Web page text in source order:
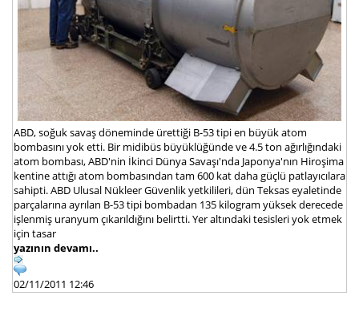
ABD, soğuk savaş döneminde ürettiği B-53 tipi en büyük atom
bombasını yok etti. Bir midibüs büyüklüğünde ve 4.5 ton ağırlığındaki
atom bombası, ABD'nin İkinci Dünya Savaşı'nda Japonya'nın Hiroşima
kentine attığı atom bombasından tam 600 kat daha güçlü patlayıcılara
sahipti. ABD Ulusal Nükleer Güvenlik yetkilileri, dün Teksas eyaletinde
parçalarına ayrılan B-53 tipi bombadan 135 kilogram yüksek derecede
işlenmiş uranyum çıkarıldığını belirtti. Yer altındaki tesisleri yok etmek
için tasar
yazının devamı..
02/11/2011 12:46